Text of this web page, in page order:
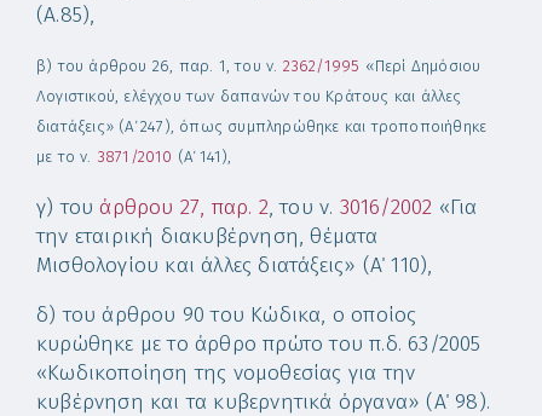
(Α.85),
β) του άρθρου 26, παρ. 1, του ν. 2362/1995 «Περί Δημόσιου
Λογιστικού, ελέγχου των δαπανών του Κράτους και άλλες
διατάξεις» (Α΄ 247), όπως συμπληρώθηκε και τροποποιήθηκε
με το ν. 3871/2010 (Α΄ 141),
γ) του άρθρου 27, παρ. 2, του ν. 3016/2002 «Για
την εταιρική διακυβέρνηση, θέματα
Μισθολογίου και άλλες διατάξεις» (Α΄ 110),
δ) του άρθρου 90 του Κώδικα, ο οποίος
κυρώθηκε με το άρθρο πρώτο του π.δ. 63/2005
«Κωδικοποίηση της νομοθεσίας για την
κυβέρνηση και τα κυβερνητικά όργανα» (Α΄ 98).